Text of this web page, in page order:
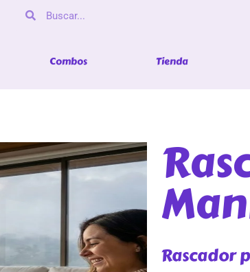
Combos Tienda
Rascador